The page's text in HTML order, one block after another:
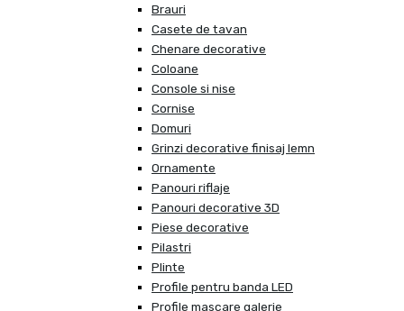
Brauri
Casete de tavan
Chenare decorative
Coloane
Console si nise
Cornise
Domuri
Grinzi decorative finisaj lemn
Ornamente
Panouri riflaje
Panouri decorative 3D
Piese decorative
Pilastri
Plinte
Profile pentru banda LED
Profile mascare galerie